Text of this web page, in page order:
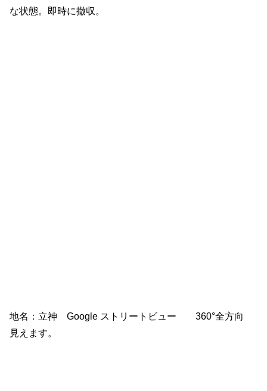
な状態。即時に撤収。
地名：立神 Google ストリートビュー 360°全方向
見えます。